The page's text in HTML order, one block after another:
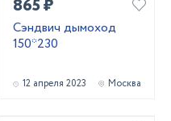
ЛЮБЫЕ ПЛАНКИ)
865 ₽
Сэндвич дымоход
150*230
12 апреля 2023 Москва